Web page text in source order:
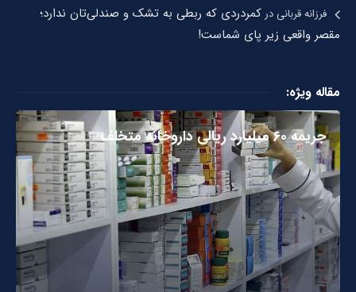
فرزانه قربانیدر کمردردی که ربطی به تشک و صندلی‌تان ندارد؛
مقصر واقعی زیر پای شماست!
مقاله ویژه:
جریمه ۶۰ میلیارد ریالی داروخانه متخلف